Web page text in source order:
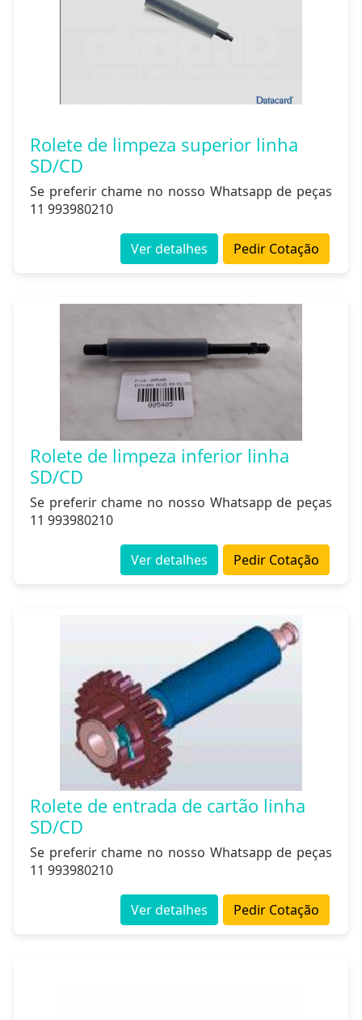
Rolete de limpeza superior linha
SD/CD
Se preferir chame no nosso Whatsapp de peças
11 993980210
Pedir Cotação
Ver detalhes
Rolete de limpeza inferior linha
SD/CD
Se preferir chame no nosso Whatsapp de peças
11 993980210
Pedir Cotação
Ver detalhes
Rolete de entrada de cartão linha
SD/CD
Se preferir chame no nosso Whatsapp de peças
11 993980210
Pedir Cotação
Ver detalhes